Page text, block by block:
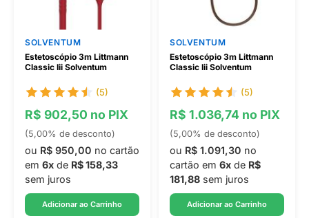
SOLVENTUM
Estetoscópio 3m Littmann
Classic Iii Solventum
(5)
R$ 902,50 no PIX
(5,00% de desconto)
ou R$ 950,00 no cartão
em 6x de R$ 158,33
sem juros
Adicionar ao Carrinho
SOLVENTUM
Estetoscópio 3m Littmann
Classic Iii Solventum
(5)
R$ 1.036,74 no PIX
(5,00% de desconto)
ou R$ 1.091,30 no
cartão em 6x de R$
181,88 sem juros
Adicionar ao Carrinho